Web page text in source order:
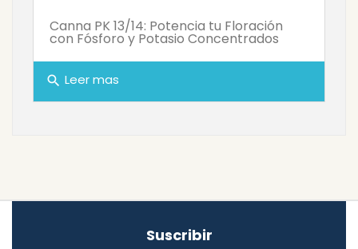
Canna PK 13/14: Potencia tu Floración
con Fósforo y Potasio Concentrados
search Leer mas
Suscribir